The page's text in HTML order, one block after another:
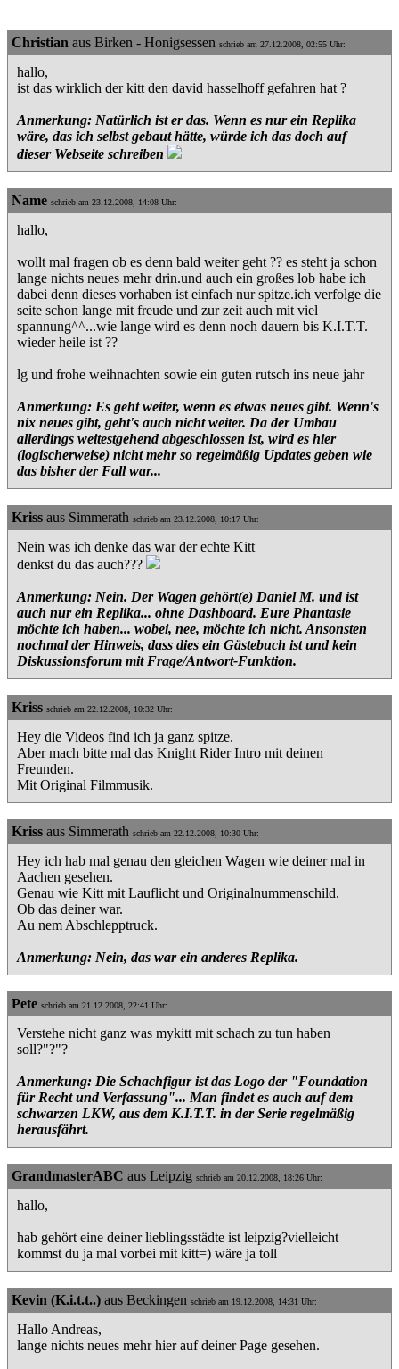
Christian aus Birken - Honigsessen schrieb am 27.12.2008, 02:55 Uhr:
hallo,
ist das wirklich der kitt den david hasselhoff gefahren hat ?
Anmerkung: Natürlich ist er das. Wenn es nur ein Replika
wäre, das ich selbst gebaut hätte, würde ich das doch auf
dieser Webseite schreiben
Name schrieb am 23.12.2008, 14:08 Uhr:
hallo,
wollt mal fragen ob es denn bald weiter geht ?? es steht ja schon
lange nichts neues mehr drin.und auch ein großes lob habe ich
dabei denn dieses vorhaben ist einfach nur spitze.ich verfolge die
seite schon lange mit freude und zur zeit auch mit viel
spannung^^...wie lange wird es denn noch dauern bis K.I.T.T.
wieder heile ist ??
lg und frohe weihnachten sowie ein guten rutsch ins neue jahr
Anmerkung: Es geht weiter, wenn es etwas neues gibt. Wenn's
nix neues gibt, geht's auch nicht weiter. Da der Umbau
allerdings weitestgehend abgeschlossen ist, wird es hier
(logischerweise) nicht mehr so regelmäßig Updates geben wie
das bisher der Fall war...
Kriss aus Simmerath schrieb am 23.12.2008, 10:17 Uhr:
Nein was ich denke das war der echte Kitt
denkst du das auch???
Anmerkung: Nein. Der Wagen gehört(e) Daniel M. und ist
auch nur ein Replika... ohne Dashboard. Eure Phantasie
möchte ich haben... wobei, nee, möchte ich nicht. Ansonsten
nochmal der Hinweis, dass dies ein Gästebuch ist und kein
Diskussionsforum mit Frage/Antwort-Funktion.
Kriss schrieb am 22.12.2008, 10:32 Uhr:
Hey die Videos find ich ja ganz spitze.
Aber mach bitte mal das Knight Rider Intro mit deinen
Freunden.
Mit Original Filmmusik.
Kriss aus Simmerath schrieb am 22.12.2008, 10:30 Uhr:
Hey ich hab mal genau den gleichen Wagen wie deiner mal in
Aachen gesehen.
Genau wie Kitt mit Lauflicht und Originalnummenschild.
Ob das deiner war.
Au nem Abschlepptruck.
Anmerkung: Nein, das war ein anderes Replika.
Pete schrieb am 21.12.2008, 22:41 Uhr:
Verstehe nicht ganz was mykitt mit schach zu tun haben
soll?"?"?
Anmerkung: Die Schachfigur ist das Logo der "Foundation
für Recht und Verfassung"... Man findet es auch auf dem
schwarzen LKW, aus dem K.I.T.T. in der Serie regelmäßig
herausfährt.
GrandmasterABC aus Leipzig schrieb am 20.12.2008, 18:26 Uhr:
hallo,
hab gehört eine deiner lieblingsstädte ist leipzig?vielleicht
kommst du ja mal vorbei mit kitt=) wäre ja toll
Kevin (K.i.t.t..) aus Beckingen schrieb am 19.12.2008, 14:31 Uhr:
Hallo Andreas,
lange nichts neues mehr hier auf deiner Page gesehen.